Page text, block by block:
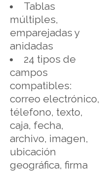
Tablas
múltiples,
emparejadas y
anidadas
24 tipos de
campos
compatibles:
correo electrónico,
télefono, texto,
caja, fecha,
archivo, imagen,
ubicación
geográfica, firma